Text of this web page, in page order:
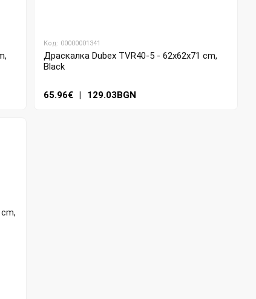
Код: 00000001341
Драскалка Dubex TVR40-5 - 62x62x71 cm,
Black
65.96€ | 129.03BGN